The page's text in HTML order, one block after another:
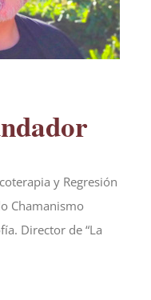
y Regresión
Chamanismo
Director de “La